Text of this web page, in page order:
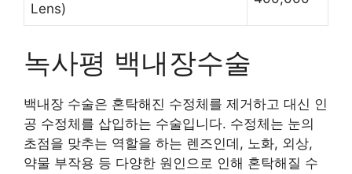
Lens)
녹사평 백내장수술
백내장 수술은 혼탁해진 수정체를 제거하고 대신 인
공 수정체를 삽입하는 수술입니다. 수정체는 눈의
초점을 맞추는 역할을 하는 렌즈인데, 노화, 외상,
약물 부작용 등 다양한 원인으로 인해 혼탁해질 수